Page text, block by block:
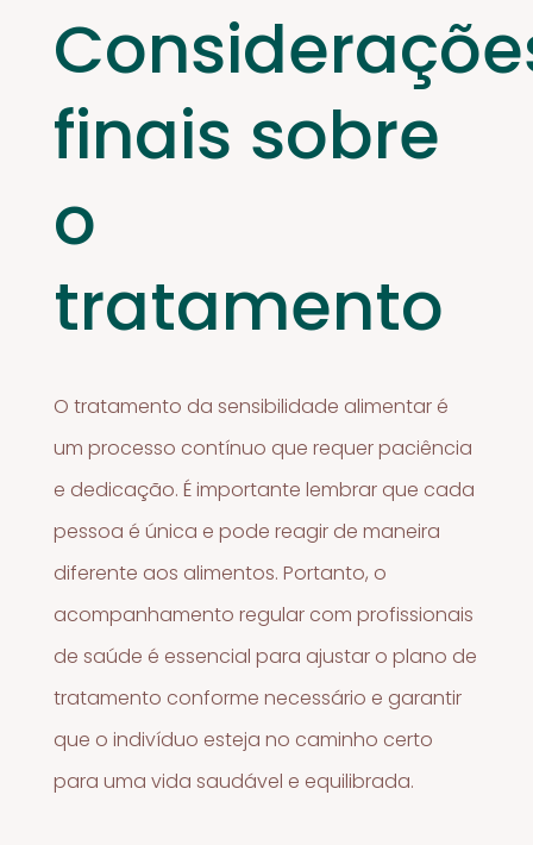
finais sobre
o
tratamento
O tratamento da sensibilidade alimentar é
um processo contínuo que requer paciência
e dedicação. É importante lembrar que cada
pessoa é única e pode reagir de maneira
diferente aos alimentos. Portanto, o
acompanhamento regular com profissionais
de saúde é essencial para ajustar o plano de
tratamento conforme necessário e garantir
que o indivíduo esteja no caminho certo
para uma vida saudável e equilibrada.